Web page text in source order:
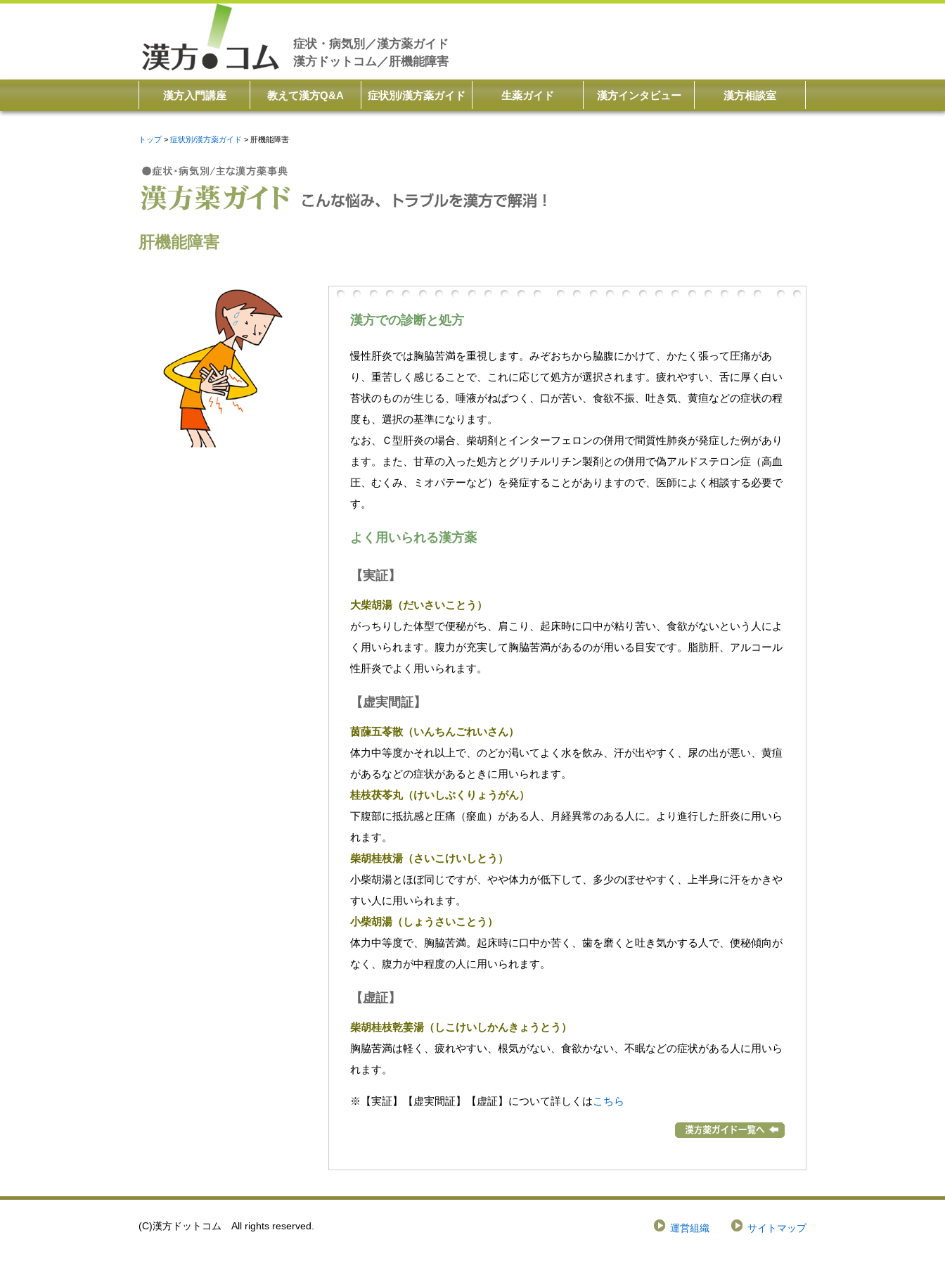
症状・病気別／漢方薬ガイド
漢方ドットコム／肝機能障害
漢方入門講座 教えて漢方Q&A 症状別/漢方薬ガイド 生薬ガイド 漢方インタビュー 漢方相談室
トップ 症状別/漢方薬ガイド 肝機能障害
肝機能障害
漢方での診断と処方
慢性肝炎では胸脇苦満を重視します。みぞおちから脇腹にかけて、かたく張って圧痛があ
り、重苦しく感じることで、これに応じて処方が選択されます。疲れやすい、舌に厚く白い
苔状のものが生じる、唾液がねばつく、口が苦い、食欲不振、吐き気、黄疸などの症状の程
度も、選択の基準になります。
なお、Ｃ型肝炎の場合、柴胡剤とインターフェロンの併用で間質性肺炎が発症した例があり
ます。また、甘草の入った処方とグリチルリチン製剤との併用で偽アルドステロン症（高血
圧、むくみ、ミオパテーなど）を発症することがありますので、医師によく相談する必要で
す。
よく用いられる漢方薬
【実証】
大柴胡湯（だいさいことう）
がっちりした体型で便秘がち、肩こり、起床時に口中が粘り苦い、食欲がないという人によ
く用いられます。腹力が充実して胸脇苦満があるのが用いる目安です。脂肪肝、アルコール
性肝炎でよく用いられます。
【虚実間証】
茵蔯五苓散（いんちんごれいさん）
体力中等度かそれ以上で、のどか渇いてよく水を飲み、汗が出やすく、尿の出が悪い、黄疸
があるなどの症状があるときに用いられます。
桂枝茯苓丸（けいしぶくりょうがん）
下腹部に抵抗感と圧痛（瘀血）がある人、月経異常のある人に。より進行した肝炎に用いら
れます。
柴胡桂枝湯（さいこけいしとう）
小柴胡湯とほぼ同じですが、やや体力が低下して、多少のぼせやすく、上半身に汗をかきや
すい人に用いられます。
小柴胡湯（しょうさいことう）
体力中等度で、胸脇苦満。起床時に口中か苦く、歯を磨くと吐き気かする人で、便秘傾向が
なく、腹力が中程度の人に用いられます。
【虚証】
柴胡桂枝乾姜湯（しこけいしかんきょうとう）
胸脇苦満は軽く、疲れやすい、根気がない、食欲かない、不眠などの症状がある人に用いら
れます。
※【実証】【虚実間証】【虚証】について詳しくはこちら
(C)漢方ドットコム All rights reserved. 運営組織 サイトマップ